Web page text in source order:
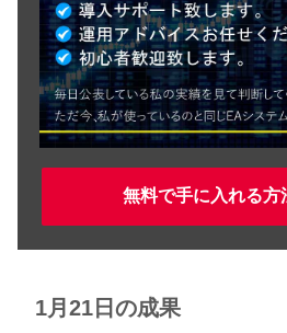
無料で手に入れる方
1月21日の成果